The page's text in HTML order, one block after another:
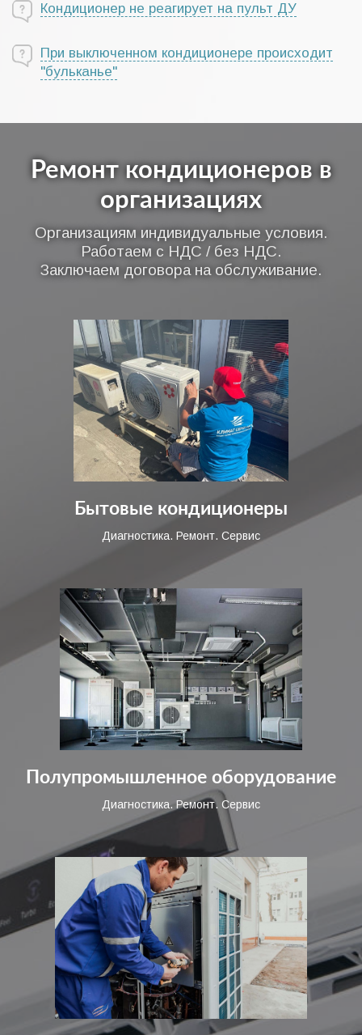
Кондиционер не реагирует на пульт ДУ
При выключенном кондиционере происходит
"бульканье"
Ремонт кондиционеров в
организациях
Организациям индивидуальные условия.
Работаем с НДС / без НДС.
Заключаем договора на обслуживание.
Бытовые кондиционеры
Диагностика. Ремонт. Сервис
Полупромышленное оборудование
Диагностика. Ремонт. Сервис